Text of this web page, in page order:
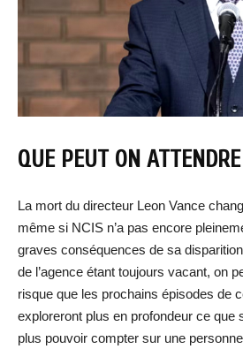
QUE PEUT ON
La mort du directeur Leon Vance
même si NCIS n’a pas encore
graves conséquences de sa
de l’agence étant toujours vacant, on
risque que les prochains épisodes de
exploreront plus en profondeur ce que
plus pouvoir compter sur une